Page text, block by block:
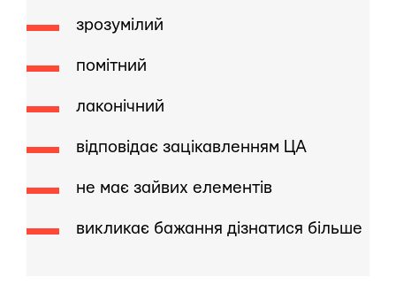
зрозумілий
помітний
лаконічний
відповідає зацікавленням ЦА
не має зайвих елементів
викликає бажання дізнатися більше